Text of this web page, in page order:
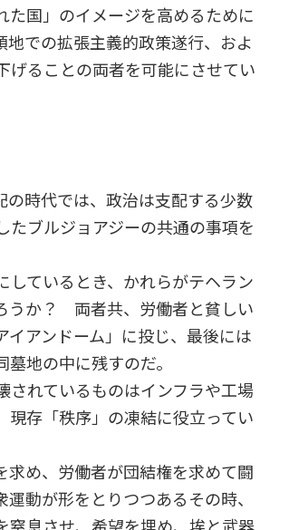
た国」のイメージを高めるために
での拡張主義的政策遂行、およ
げることの両者を可能にさせてい
時代では、政治は支配する少数
たブルジョアジーの共通の事項を
ているとき、かれらがテヘラン
うか？ 両者共、労働者と貧しい
アンドーム」に投じ、最後には
地の中に残すのだ。
れているものはインフラや工場
現存「秩序」の凍結に役立ってい
め、労働者が団結権を求めて闘
動が形をとりつつあるその時、